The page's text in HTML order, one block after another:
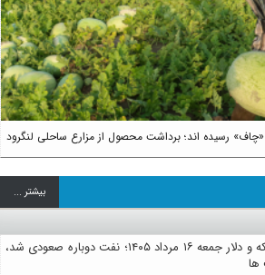
رسیده اند؛ برداشت محصول از مزارع ساحلی لنگرود
بيشتر ...
پیش بینی قیمت طلا، سکه و دلار جمعه ۱۶ مرداد ۱۴۰۵؛ نفت دوباره صعودی شد،
ها